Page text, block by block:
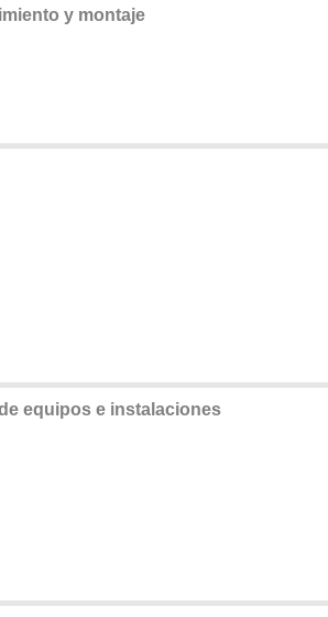
y montaje
equipos e instalaciones